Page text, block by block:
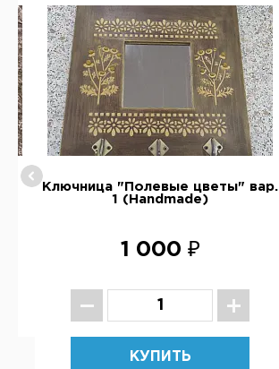
Ключница "Полевые цветы" вар.
1 (Handmade)
1 000 ₽
КУПИТЬ